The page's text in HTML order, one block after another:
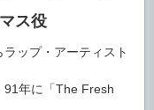
ス役
ップ・アーティスト
91年に「The Fresh